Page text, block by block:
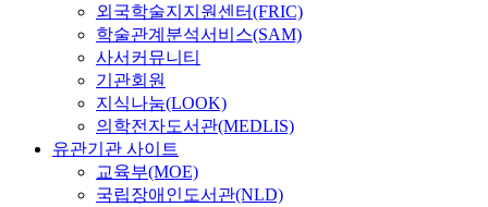
외국학술지지원센터(FRIC)
학술관계분석서비스(SAM)
사서커뮤니티
기관회원
지식나눔(LOOK)
의학전자도서관(MEDLIS)
유관기관 사이트
교육부(MOE)
국립장애인도서관(NLD)